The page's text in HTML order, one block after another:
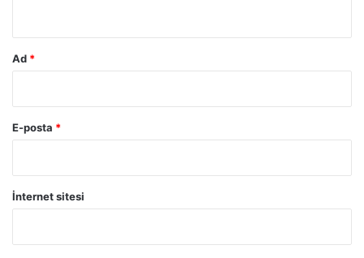
Ad *
E-posta *
İnternet sitesi